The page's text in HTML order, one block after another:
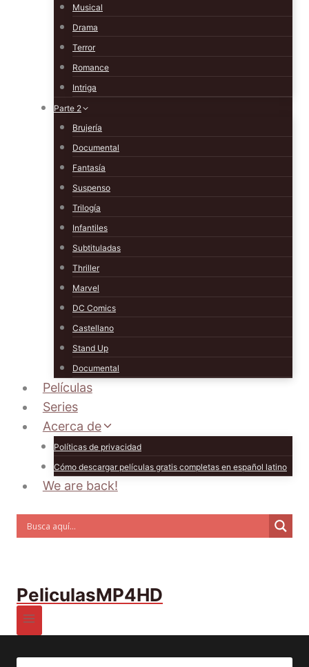
Musical
Drama
Terror
Romance
Intriga
Parte 2
Brujería
Documental
Fantasía
Suspenso
Trilogía
Infantiles
Subtituladas
Thriller
Marvel
DC Comics
Castellano
Stand Up
Documental
Películas
Series
Acerca de
Políticas de privacidad
Cómo descargar películas gratis completas en español latino
We are back!
PeliculasMP4HD